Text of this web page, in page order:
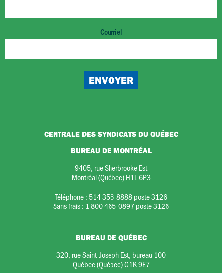
Courriel
CENTRALE DES SYNDICATS DU QUÉBEC
BUREAU DE MONTRÉAL
9405, rue Sherbrooke Est
Montréal (Québec) H1L 6P3
Téléphone : 514 356-8888 poste 3126
Sans frais : 1 800 465-0897 poste 3126
BUREAU DE QUÉBEC
320, rue Saint-Joseph Est, bureau 100
Québec (Québec) G1K 9E7